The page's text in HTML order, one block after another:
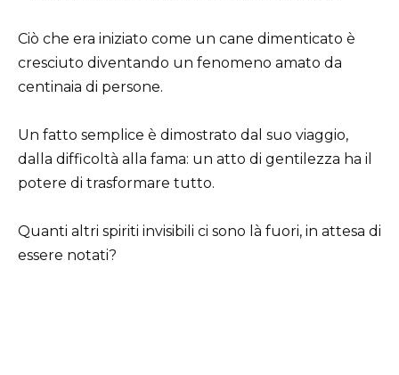
Ciò che era iniziato come un cane dimenticato è
cresciuto diventando un fenomeno amato da
centinaia di persone.
Un fatto semplice è dimostrato dal suo viaggio,
dalla difficoltà alla fama: un atto di gentilezza ha il
potere di trasformare tutto.
Quanti altri spiriti invisibili ci sono là fuori, in attesa di
essere notati?